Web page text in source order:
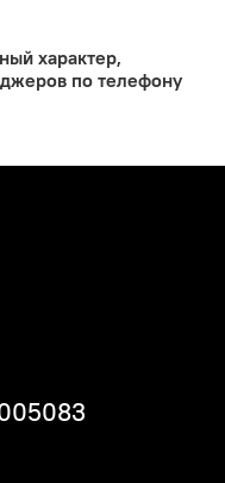
характер,
по телефону